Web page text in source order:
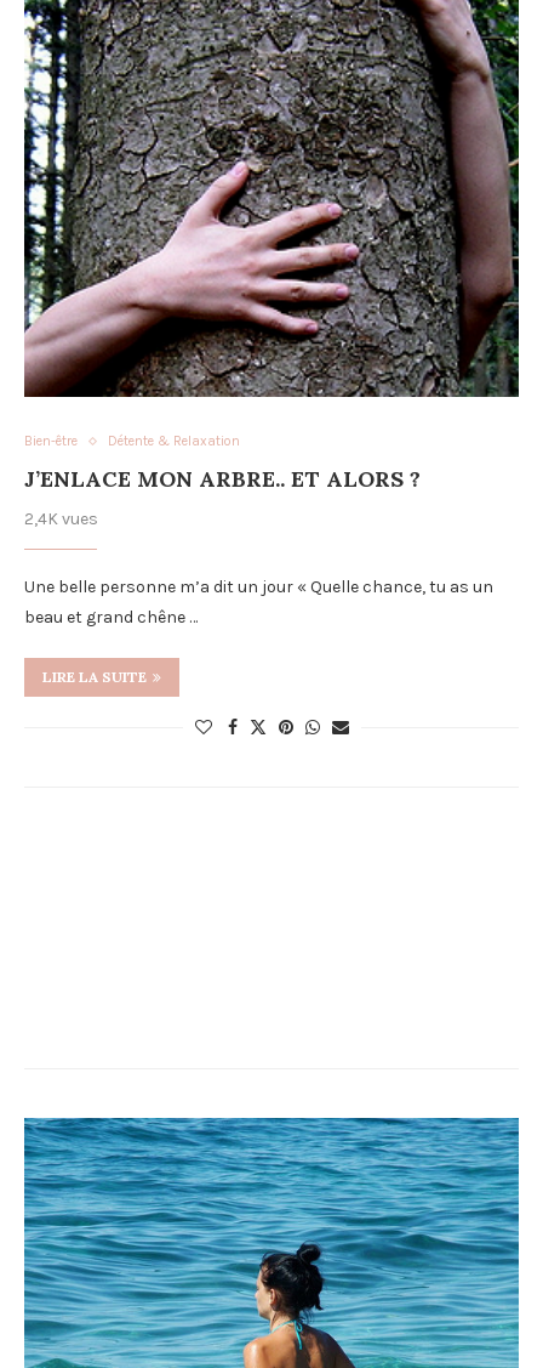
Bien-être Détente & Relaxation
J’ENLACE MON ARBRE.. ET ALORS ?
2,4K vues
Une belle personne m’a dit un jour « Quelle chance, tu as un
beau et grand chêne …
LIRE LA SUITE